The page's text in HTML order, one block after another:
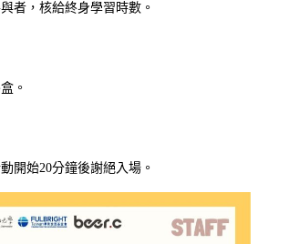
者，核給終身學習時數。
。
開始20分鐘後謝絕入場。